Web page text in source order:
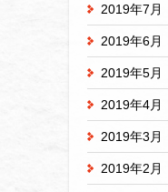
2019年7月
2019年6月
2019年5月
2019年4月
2019年3月
2019年2月